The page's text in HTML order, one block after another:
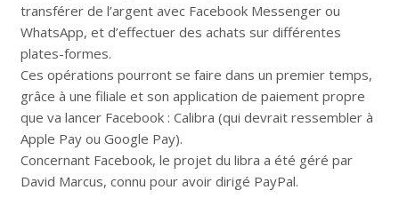
transférer de l’argent avec Facebook Messenger ou
WhatsApp, et d’effectuer des achats sur différentes
plates-formes.
Ces opérations pourront se faire dans un premier temps,
grâce à une filiale et son application de paiement propre
que va lancer Facebook : Calibra (qui devrait ressembler à
Apple Pay ou Google Pay).
Concernant Facebook, le projet du libra a été géré par
David Marcus, connu pour avoir dirigé PayPal.